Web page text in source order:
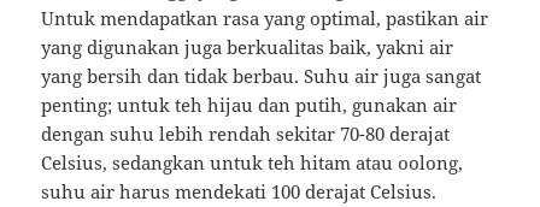
Untuk mendapatkan rasa yang optimal, pastikan air
yang digunakan juga berkualitas baik, yakni air
yang bersih dan tidak berbau. Suhu air juga sangat
penting; untuk teh hijau dan putih, gunakan air
dengan suhu lebih rendah sekitar 70-80 derajat
Celsius, sedangkan untuk teh hitam atau oolong,
suhu air harus mendekati 100 derajat Celsius.